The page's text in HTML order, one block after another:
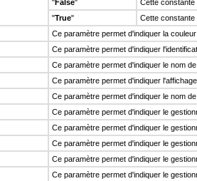
"False" Cette constante
"True" Cette constante
Ce paramètre permet d'indiquer la
Ce paramètre permet d'indiquer
Ce paramètre permet d'indiquer le nom
Ce paramètre permet d'indiquer
Ce paramètre permet d'indiquer le nom
Ce paramètre permet d'indiquer le
Ce paramètre permet d'indiquer le
Ce paramètre permet d'indiquer le
Ce paramètre permet d'indiquer le
Ce paramètre permet d'indiquer le